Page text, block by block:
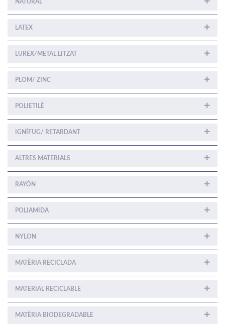
NATURAL
LATEX
LUREX/METAL.LITZAT
PLOM/ ZINC
POLIETILÈ
IGNÍFUG/ RETARDANT
ALTRES MATERIALS
RAYÓN
POLIAMIDA
NYLON
MATÈRIA RECICLADA
MATERIAL RECICLABLE
MATÈRIA BIODEGRADABLE